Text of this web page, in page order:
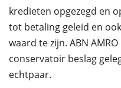
kredieten opgezegd en
tot betaling geleid en
waard te zijn. ABN
conservatoir beslag
echtpaar.